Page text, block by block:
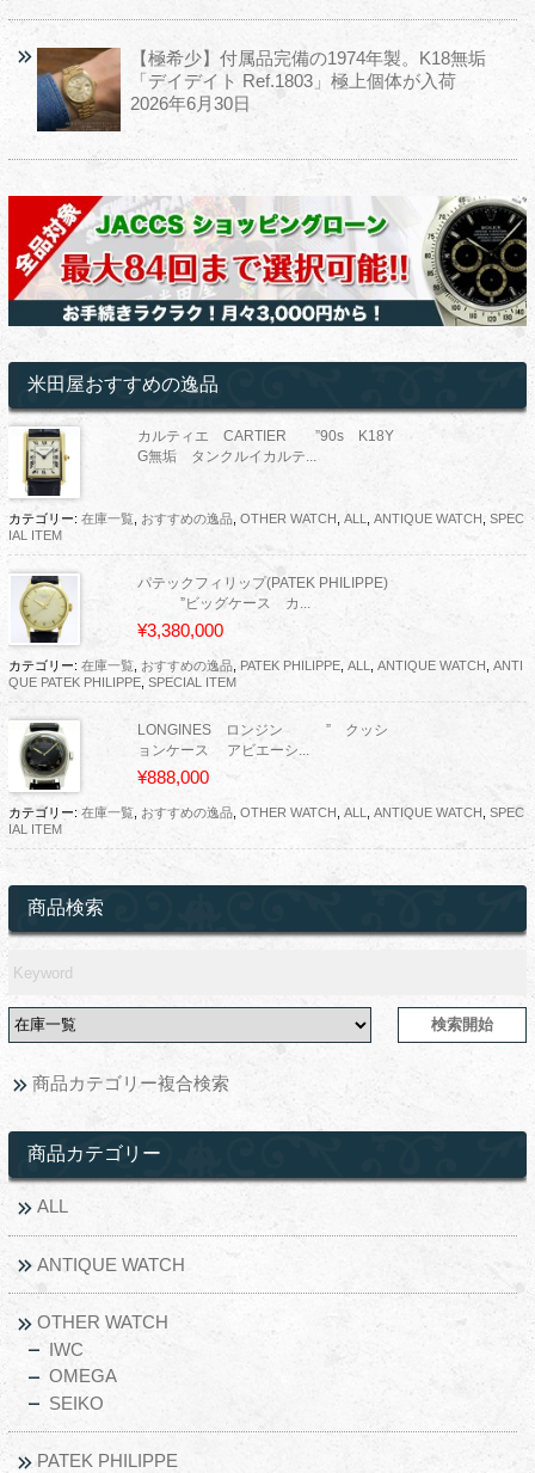
【極希少】付属品完備の1974年製。K18無垢
「デイデイト Ref.1803」極上個体が入荷
2026年6月30日
米田屋おすすめの逸品
カルティエ CARTIER ”90s K18Y
G無垢 タンクルイカルテ...
カテゴリー: 在庫一覧, おすすめの逸品, OTHER WATCH ALL ANTIQUE WATCH SPEC
IAL ITEM
パテックフィリップ(PATEK PHILIPPE)
”ビッグケース カ...
¥3,380,000
カテゴリー: 在庫一覧, おすすめの逸品, PATEK PHILIPPE, ALL ANTIQUE WATCH ANTI
QUE PATEK PHILIPPE, SPECIAL ITEM
LONGINES ロンジン ” クッシ
ョンケース アビエーシ...
¥888,000
カテゴリー: 在庫一覧, おすすめの逸品, OTHER WATCH ALL ANTIQUE WATCH SPEC
IAL ITEM
商品検索
商品カテゴリー複合検索
商品カテゴリー
ALL
ANTIQUE WATCH
OTHER WATCH
IWC
OMEGA
SEIKO
PATEK PHILIPPE